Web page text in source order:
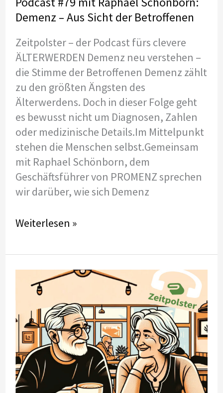
Demenz – Aus Sicht der Betroffenen
Zeitpolster – der Podcast fürs clevere
ÄLTERWERDEN Demenz neu verstehen –
die Stimme der Betroffenen Demenz zählt
zu den größten Ängsten des
Älterwerdens. Doch in dieser Folge geht
es bewusst nicht um Diagnosen, Zahlen
oder medizinische Details.Im Mittelpunkt
stehen die Menschen selbst.Gemeinsam
mit Raphael Schönborn, dem
Geschäftsführer von PROMENZ sprechen
wir darüber, wie sich Demenz
Podcast
mit
Raphael
Schönborn:
Demenz
–
Aus
Sicht
der
Betroffenen
Weiterlesen »